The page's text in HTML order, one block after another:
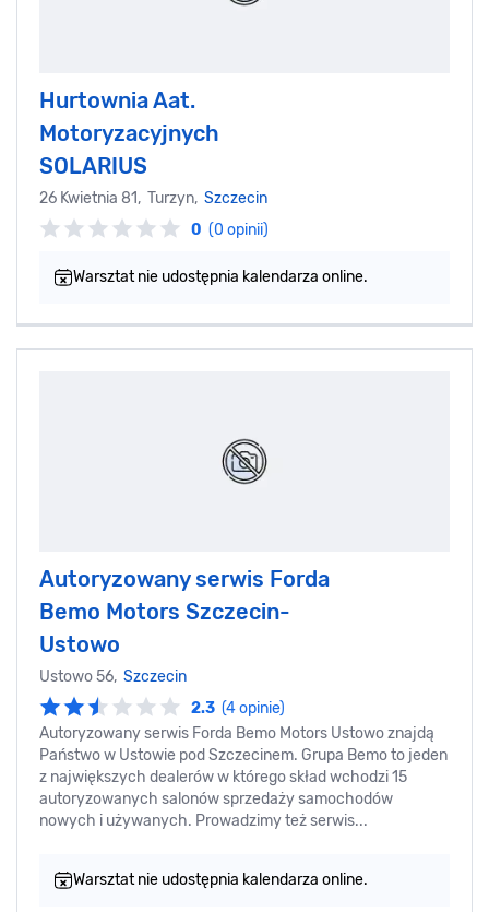
Hurtownia Aat.
Motoryzacyjnych
SOLARIUS
26 Kwietnia 81, Turzyn, Szczecin
0 (0 opinii)
Warsztat nie udostępnia kalendarza online.
Autoryzowany serwis Forda
Bemo Motors Szczecin-
Ustowo
Ustowo 56, Szczecin
2.3 (4 opinie)
Autoryzowany serwis Forda Bemo Motors Ustowo znajdą
Państwo w Ustowie pod Szczecinem. Grupa Bemo to jeden
z największych dealerów w którego skład wchodzi 15
autoryzowanych salonów sprzedaży samochodów
nowych i używanych. Prowadzimy też serwis...
Warsztat nie udostępnia kalendarza online.